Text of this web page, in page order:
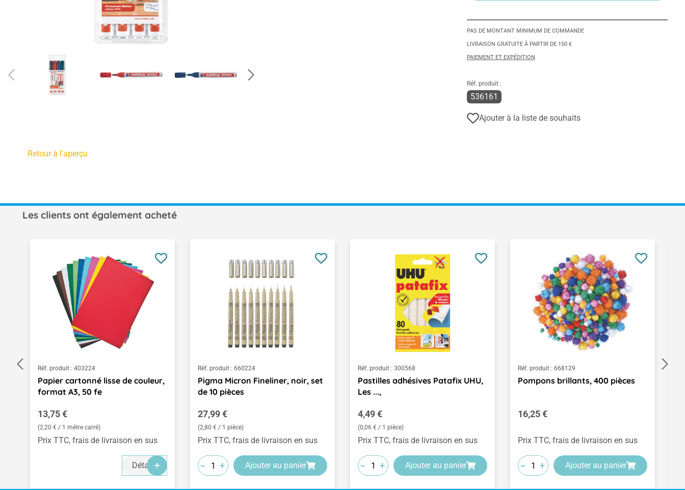
PAS DE MONTANT MINIMUM DE COMMANDE
LIVRAISON GRATUITE À PARTIR DE 150 €
PAIEMENT ET EXPÉDITION
Réf. produit :
536161
Ajouter à la liste de souhaits
Retour à l'aperçu
Les clients ont également acheté
Réf. produit : 403224
Papier cartonné lisse de couleur,
format A3, 50 fe
Prix régulier :
13,75 €
(2,20 € / 1 mètre carré)
Prix TTC, frais de livraison en sus
Détails
Réf. produit : 660224
Pigma Micron Fineliner, noir, set
de 10 pièces
Prix régulier :
27,99 €
(2,80 € / 1 pièce)
Prix TTC, frais de livraison en sus
-
-
- +
+
+ Ajouter au panier
Réf. produit : 300568
Pastilles adhésives Patafix UHU,
Les ...,
Prix régulier :
4,49 €
(0,06 € / 1 pièce)
Prix TTC, frais de livraison en sus
-
-
- +
+
+ Ajouter au panier
Réf. produit : 668129
Pompons brillants, 400 pièces
Prix régulier :
16,25 €
Prix TTC, frais de livraison en sus
-
-
- +
+
+ Ajouter au panier